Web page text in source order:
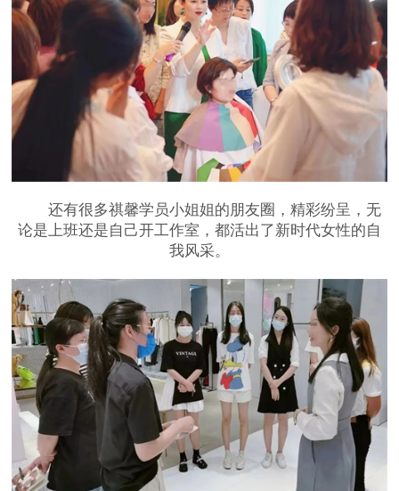
还有很多祺馨学员小姐姐的朋友圈，精彩纷呈，无
论是上班还是自己开工作室，都活出了新时代女性的自
我风采。